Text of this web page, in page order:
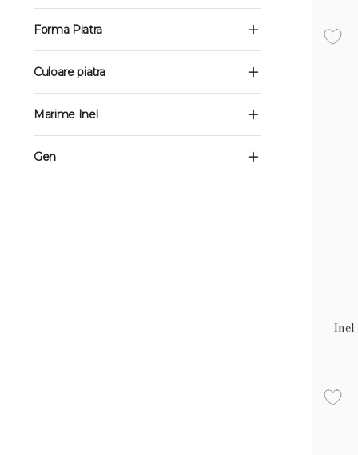
Inel
Forma Piatra
Culoare piatra
Marime Inel
Gen